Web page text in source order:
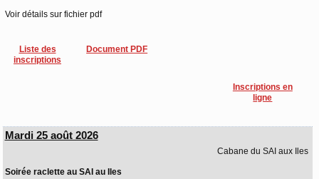
Voir détails sur fichier pdf
Liste des
inscriptions
Document PDF
Inscriptions en
ligne
Mardi 25 août 2026
Cabane du SAI aux Iles
Soirée raclette au SAI au Iles